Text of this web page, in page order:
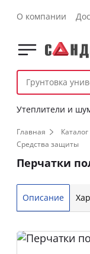
О компании
Утеплители и
Главная Каталог
Средства защиты
Перчатки
Описание